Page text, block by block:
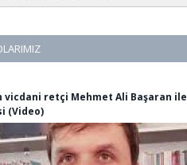
vicdani retçi Mehmet Ali Başaran ile
(Video)